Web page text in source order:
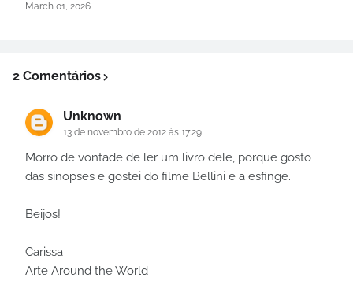
March 01, 2026
2 Comentários
Unknown
13 de novembro de 2012 às 17:29
Morro de vontade de ler um livro dele, porque gosto
das sinopses e gostei do filme Bellini e a esfinge.
Beijos!
Carissa
Arte Around the World